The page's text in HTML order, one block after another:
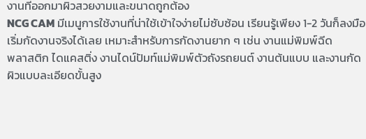
งานที่ออกมาผิวสวยงามและขนาดถูกต้อง
NCG CAM มีเมนูการใช้งานที่น่าใช้เข้าใจง่ายไม่ซับซ้อน เรียนรู้เพียง 1-2 วันก็ลงมือ
เริ่มกัดงานจริงได้เลย เหมาะสำหรับการกัดงานยาก ๆ เช่น งานแม่พิมพ์ฉีด
พลาสติก ไดแคสติ่ง งานไดน์ปัมท์แม่พิมพ์ตัวถังรถยนต์ งานต้นแบบ และงานกัด
ผิวแบบละเอียดขั้นสูง